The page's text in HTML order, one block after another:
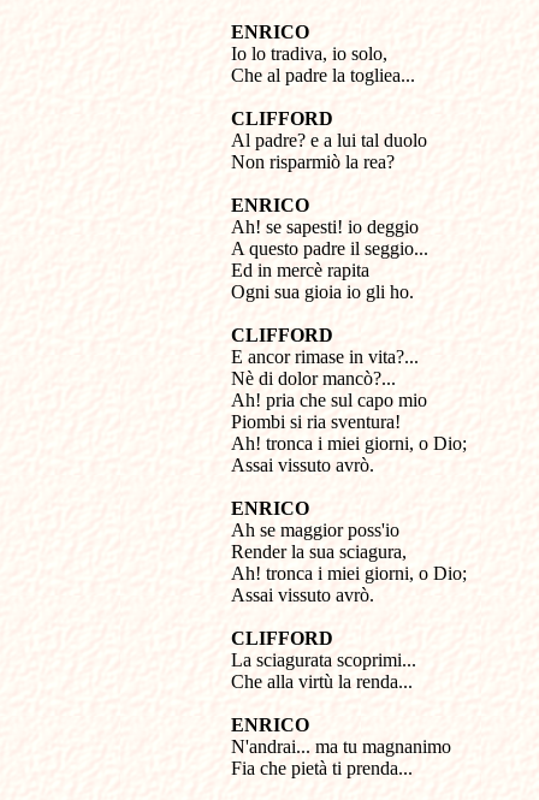
ENRICO
Io lo tradiva, io solo,
Che al padre la togliea...
CLIFFORD
Al padre? e a lui tal duolo
Non risparmiò la rea?
ENRICO
Ah! se sapesti! io deggio
A questo padre il seggio...
Ed in mercè rapita
Ogni sua gioia io gli ho.
CLIFFORD
E ancor rimase in vita?...
Nè di dolor mancò?...
Ah! pria che sul capo mio
Piombi si ria sventura!
Ah! tronca i miei giorni, o Dio;
Assai vissuto avrò.
ENRICO
Ah se maggior poss'io
Render la sua sciagura,
Ah! tronca i miei giorni, o Dio;
Assai vissuto avrò.
CLIFFORD
La sciagurata scoprimi...
Che alla virtù la renda...
ENRICO
N'andrai... ma tu magnanimo
Fia che pietà ti prenda...